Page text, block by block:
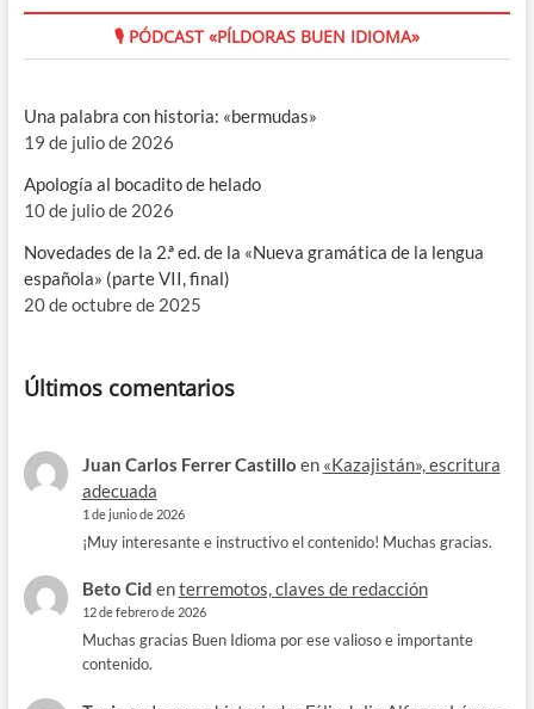
🎙 PÓDCAST «PÍLDORAS BUEN IDIOMA»
Una palabra con historia: «bermudas»
19 de julio de 2026
Apología al bocadito de helado
10 de julio de 2026
Novedades de la 2.ª ed. de la «Nueva gramática de la lengua
española» (parte VII, final)
20 de octubre de 2025
Últimos comentarios
Juan Carlos Ferrer Castillo en «Kazajistán», escritura
adecuada
1 de junio de 2026
¡Muy interesante e instructivo el contenido! Muchas gracias.
Beto Cid enterremotos, claves de redacción
12 de febrero de 2026
Muchas gracias Buen Idioma por ese valioso e importante
contenido.